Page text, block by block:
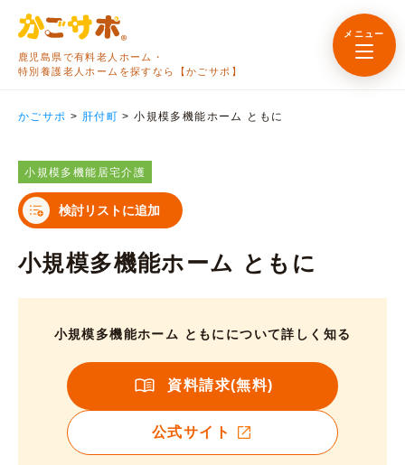
鹿児島県で有料老人ホーム・
特別養護老人ホームを探すなら【かごサポ】
メニュー
かごサポ > 肝付町 >小規模多機能ホーム ともに
小規模多機能居宅介護
検討リストに追加
小規模多機能ホーム ともに
小規模多機能ホーム ともにについて詳しく知る
資料請求(無料)
公式サイト